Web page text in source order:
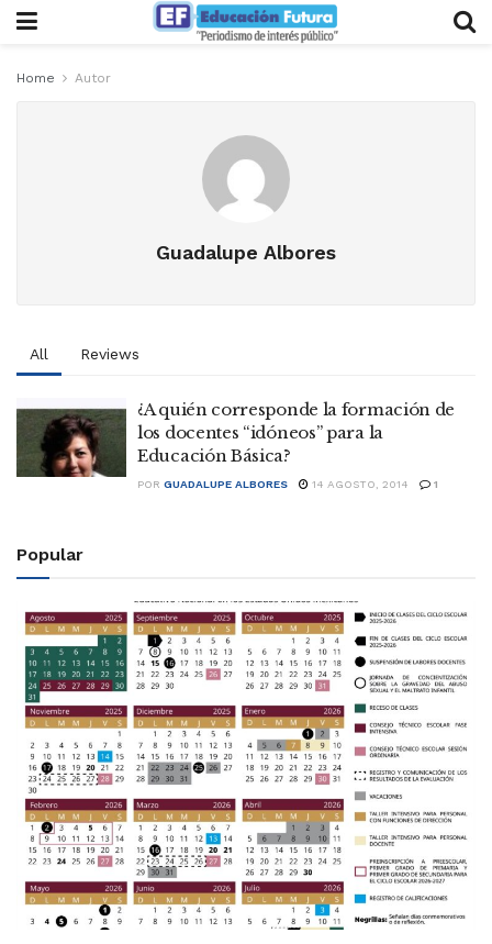
Home Autor
Guadalupe Albores
All Reviews
¿A quién corresponde la formación de
los docentes “idóneos” para la
Educación Básica?
POR GUADALUPE ALBORES 14 AGOSTO, 2014 1
Popular